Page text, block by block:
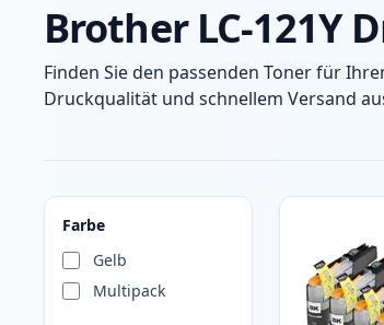
Brother LC-121Y
Finden Sie den passenden Toner für
Druckqualität und schnellem Versand
Farbe
Gelb
Multipack
Produkte